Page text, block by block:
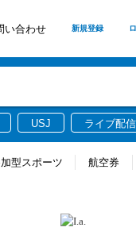
い合わせ 新規登録
USJ ライブ配信
型スポーツ 航空券